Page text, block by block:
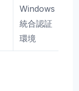
Windows
統合認証
環境